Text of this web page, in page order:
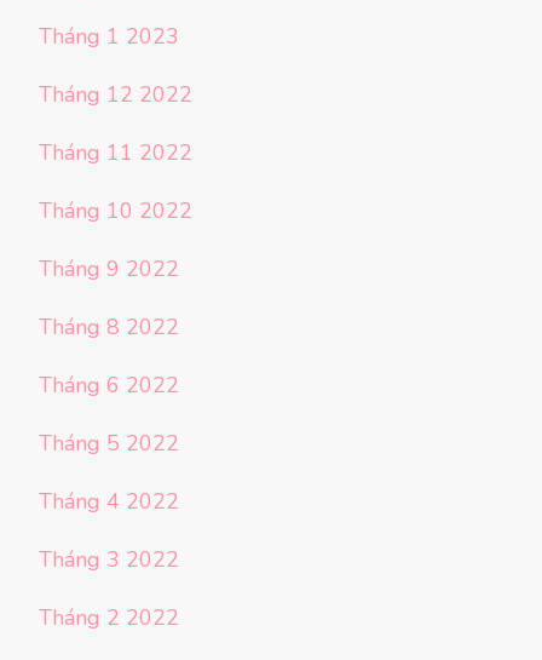
Tháng 1 2023
Tháng 12 2022
Tháng 11 2022
Tháng 10 2022
Tháng 9 2022
Tháng 8 2022
Tháng 6 2022
Tháng 5 2022
Tháng 4 2022
Tháng 3 2022
Tháng 2 2022